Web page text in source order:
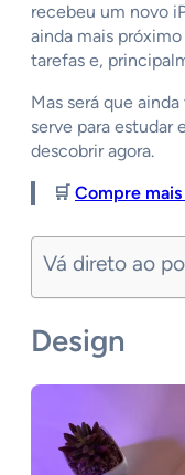
recebeu um novo
ainda mais
tarefas e,
Mas será que
serve para estudar
descobrir agora.
🛒 Compre
Vá direto ao
Design